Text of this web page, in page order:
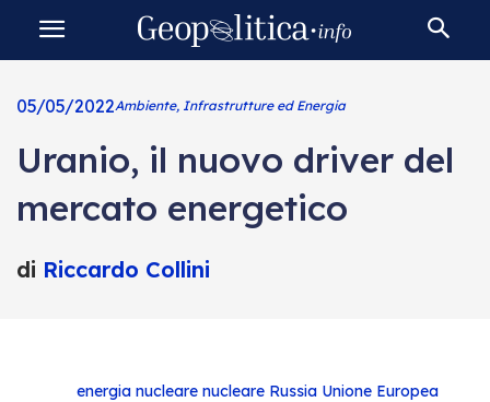
05/05/2022Ambiente, Infrastrutture ed Energia
Uranio, il nuovo driver del
mercato energetico
di Riccardo Collini
energia nucleare nucleare Russia Unione Europea